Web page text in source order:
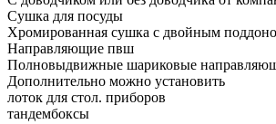
Сушка для посуды
Хромированная сушка с двойным
Направляющие пвш
Полновыдвижные шариковые
Дополнительно можно установить
лоток для стол. приборов
тандембоксы